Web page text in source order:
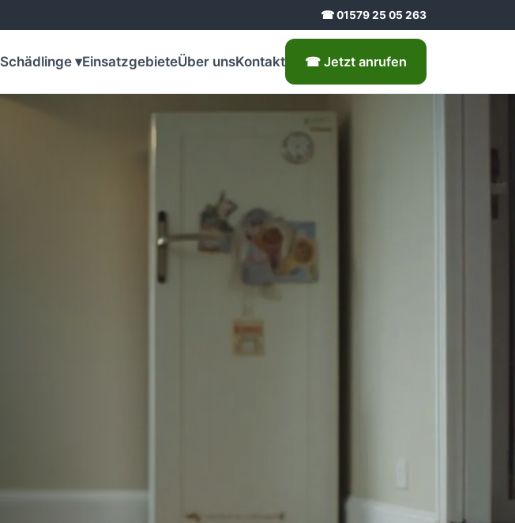
☎ 01579 25 05 263
Schädlinge ▾EinsatzgebieteÜber unsKontakt ☎ Jetzt anrufen